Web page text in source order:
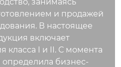
и продажей
В настоящее
включает
класса I и II. С момента
бизнес-